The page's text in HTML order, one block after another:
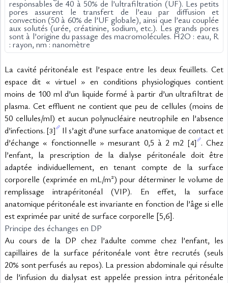
La cavité péritonéale est l’espace entre les deux feuillets. Cet
espace dit « virtuel » en conditions physiologiques contient
moins de 100 ml d’un liquide formé à partir d’un ultrafiltrat de
plasma. Cet effluent ne contient que peu de cellules (moins de
50 cellules/ml) et aucun polynucléaire neutrophile en l’absence
d’infections. [3]
Il s’agit d’une surface anatomique de contact et
d’échange « fonctionnelle » mesurant 0,5 à 2 m2 [4] . Chez
l’enfant, la prescription de la dialyse péritonéale doit être
adaptée individuellement, en tenant compte de la surface
corporelle (exprimée en mL/m²) pour déterminer le volume de
remplissage intrapéritonéal (VIP). En effet, la surface
anatomique péritonéale est invariante en fonction de l’âge si elle
est exprimée par unité de surface corporelle [5,6].
Principe des échanges en DP
Au cours de la DP chez l’adulte comme chez l’enfant, les
capillaires de la surface péritonéale vont être recrutés (seuls
20% sont perfusés au repos). La pression abdominale qui résulte
de l’infusion du dialysat est appelée pression intra péritonéale